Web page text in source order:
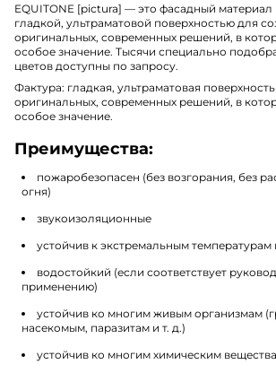
EQUITONE [pictura] — это фасадный материал
гладкой, ультраматовой поверхностью для
оригинальных, современных решений, в
особое значение. Тысячи специально
цветов доступны по запросу.
Фактура: гладкая, ультраматовая
оригинальных, современных решений, в
особое значение.
Преимущества:
пожаробезопасен (без возгорания, без
огня)
звукоизоляционные
устойчив к экстремальным
водостойкий (если соответствует
применению)
устойчив ко многим живым организмам
насекомым, паразитам и т. д.)
устойчив ко многим химическим